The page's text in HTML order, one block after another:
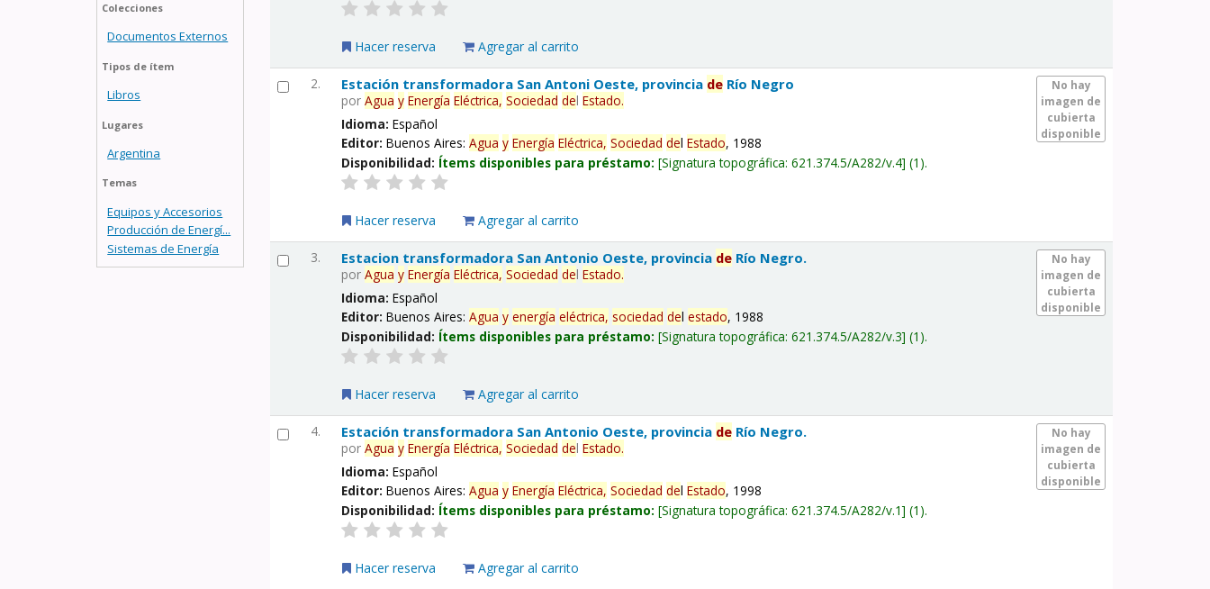
Colecciones
Documentos Externos
Tipos de ítem
Libros
Lugares
Argentina
Temas
Equipos y Accesorios
Producción de Energí...
Sistemas de Energía
Hacer reserva Agregar al carrito
2.
No hay
imagen de
cubierta
disponible
Estación transformadora San Antoni Oeste, provincia de Río Negro
porAgua y Energía Eléctrica, Sociedad delEstado.
Idioma:Español
Editor:Buenos Aires:Agua y Energía Eléctrica, Sociedad delEstado, 1988
Disponibilidad: Ítems disponibles para préstamo: Signatura topográfica:621.374.5/A282/v.4 (1).
Hacer reserva Agregar al carrito
3.
No hay
imagen de
cubierta
disponible
Estacion transformadora San Antonio Oeste, provincia de Río Negro.
porAgua y Energía Eléctrica, Sociedad delEstado.
Idioma:Español
Editor:Buenos Aires:Agua y energía eléctrica, sociedad delestado, 1988
Disponibilidad: Ítems disponibles para préstamo: Signatura topográfica:621.374.5/A282/v.3 (1).
Hacer reserva Agregar al carrito
4.
No hay
imagen de
cubierta
disponible
Estación transformadora San Antonio Oeste, provincia de Río Negro.
porAgua y Energía Eléctrica, Sociedad delEstado.
Idioma:Español
Editor:Buenos Aires:Agua y Energía Eléctrica, Sociedad delEstado, 1998
Disponibilidad: Ítems disponibles para préstamo: Signatura topográfica:621.374.5/A282/v.1 (1).
Hacer reserva Agregar al carrito